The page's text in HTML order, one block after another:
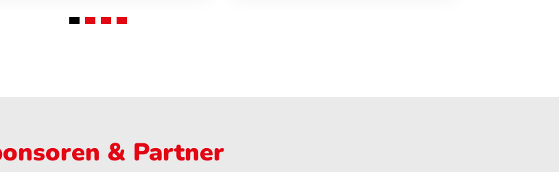
& Partner